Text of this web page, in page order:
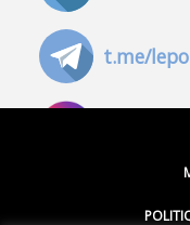
t.me/